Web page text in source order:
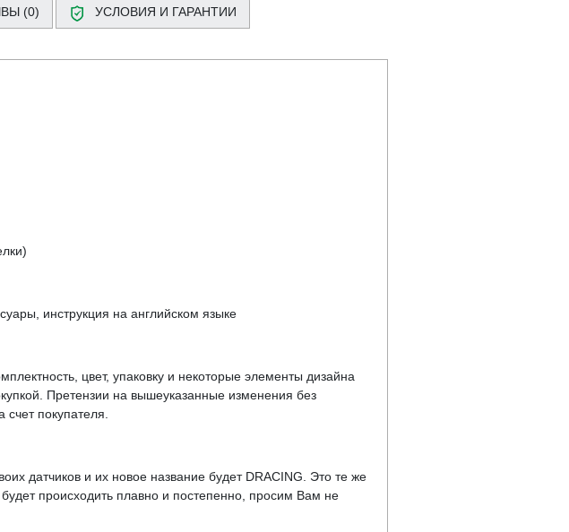
(0) УСЛОВИЯ И ГАРАНТИИ
инструкция на английском языке
цвет, упаковку и некоторые элементы дизайна
Претензии на вышеуказанные изменения без
покупателя.
датчиков и их новое название будет DRACING. Это те же
происходить плавно и постепенно, просим Вам не